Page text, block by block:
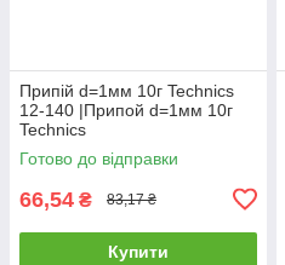
Припій d=1мм 10г Technics
12-140 |Припой d=1мм 10г
Technics
Готово до відправки
66,54 ₴ 83,17 ₴
Купити